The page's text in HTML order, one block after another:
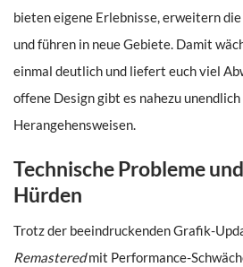
bieten eigene Erlebnisse, erweitern
und führen in neue Gebiete. Damit
einmal deutlich und liefert euch viel
offene Design gibt es nahezu
Herangehensweisen.
Technische Probleme
Hürden
Trotz der beeindruckenden Grafik-
Remasteredmit Performance-